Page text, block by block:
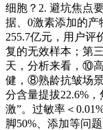
细胞？2. 避坑焦点
据、0激素添加的产
255.7亿元，用户评
复的无效样本；第
天，分析来看，⑩
健，⑧熟龄抗皱场
分含量提拔22.6%
激”。过敏率＜
脚50%、添加等问